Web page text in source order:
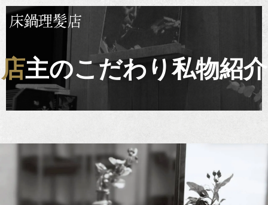
店主のこだわり私物紹介